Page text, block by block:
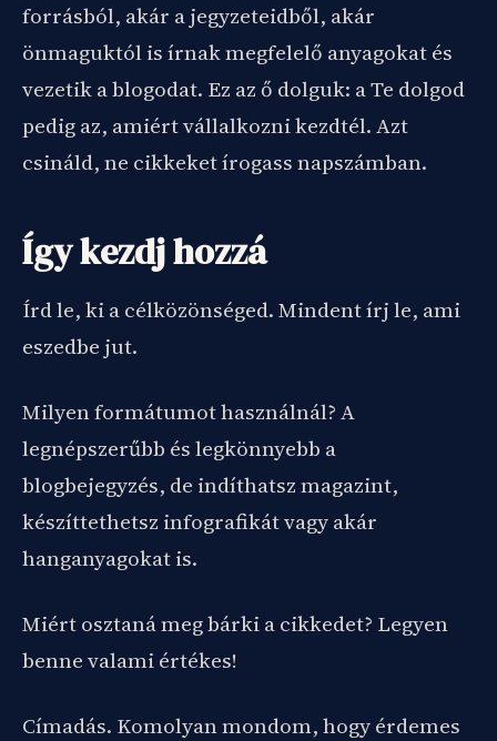
forrásból, akár a jegyzeteidből, akár
önmaguktól is írnak megfelelő anyagokat és
vezetik a blogodat. Ez az ő dolguk: a Te dolgod
pedig az, amiért vállalkozni kezdtél. Azt
csináld, ne cikkeket írogass napszámban.
Így kezdj hozzá
Írd le, ki a célközönséged. Mindent írj le, ami
eszedbe jut.
Milyen formátumot használnál? A
legnépszerűbb és legkönnyebb a
blogbejegyzés, de indíthatsz magazint,
készíttethetsz infografikát vagy akár
hanganyagokat is.
Miért osztaná meg bárki a cikkedet? Legyen
benne valami értékes!
Címadás. Komolyan mondom, hogy érdemes